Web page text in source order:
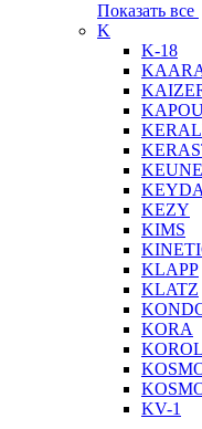
Показать все
K
K-18
KEUNE
KEZY
KIMS
KLAPP
KLATZ
KORA
KV-1